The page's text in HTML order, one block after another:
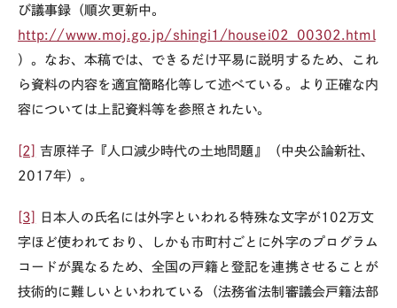
び議事録（順次更新中。
http://www.moj.go.jp/shingi1/housei02_00302.html
）。 なお、本稿では、できるだけ平易に説明するため、これ
ら資料の内容を適宜簡略化等して述べている。より正確な内
容については上記資料等を参照されたい。
[2]
吉原祥子『人口減少時代の土地問題』（中央公論新社、
2017年）。
[3] 日本人の氏名には外字といわれる特殊な文字が102万文
字ほど使われており、しかも市町村ごとに外字のプログラム
コードが異なるため、全国の戸籍と登記を連携させることが
技術的に難しいといわれている（法務省法制審議会戸籍法部